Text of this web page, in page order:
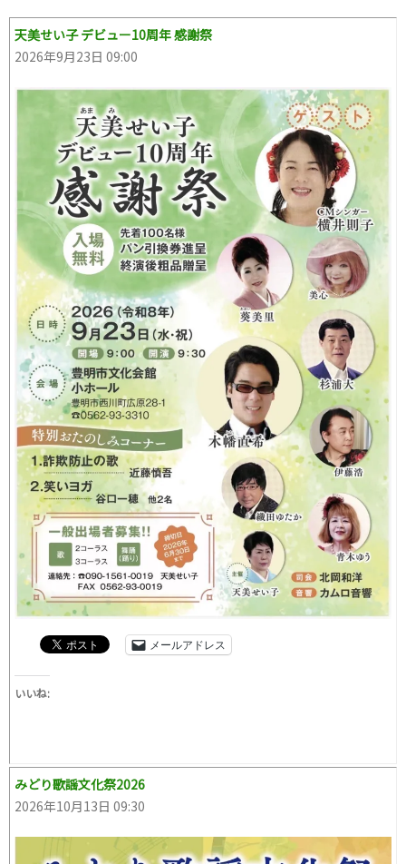
天美せい子 デビュー10周年 感謝祭
2026年9月23日 09:00
メールアドレス
いいね:
みどり歌謡文化祭2026
2026年10月13日 09:30